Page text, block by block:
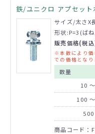
鉄/ユニクロ アプセッ
サイズ/太さX
形状:P=3(ば
販売価格(税
※本数により価
での価格となり
数量
10
100
500
商品コード：